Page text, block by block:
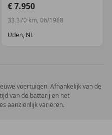
€ 7.950
33.370 km, 06/1988
Uden, NL
voertuigen. Afhankelijk van de
van de batterij en het
aanzienlijk variëren.